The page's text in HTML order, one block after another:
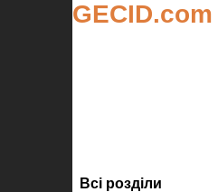
GECID.com
Всі розділи